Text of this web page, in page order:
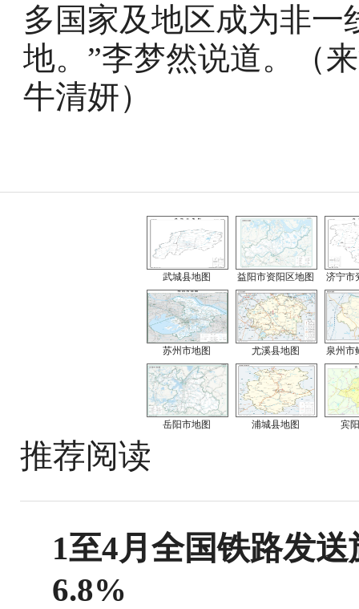
多国家及地区成为非
地。”李梦然说道。（
牛清妍）
武城县地图 益阳市资阳区地图 济宁市
苏州市地图 尤溪县地图 泉州市
岳阳市地图 浦城县地图 宾
推荐阅读
1至4月全国铁路发
6.8%